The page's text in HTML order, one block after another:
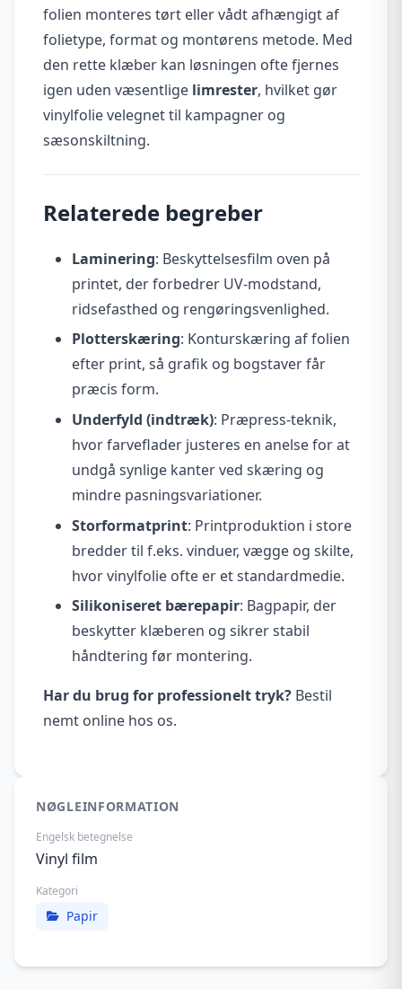
folien monteres tørt eller vådt afhængigt af
folietype, format og montørens metode. Med
den rette klæber kan løsningen ofte fjernes
igen uden væsentlige limrester, hvilket gør
vinylfolie velegnet til kampagner og
sæsonskiltning.
Relaterede begreber
Laminering: Beskyttelsesfilm oven på
printet, der forbedrer UV-modstand,
ridsefasthed og rengøringsvenlighed.
Plotterskæring: Konturskæring af folien
efter print, så grafik og bogstaver får
præcis form.
Underfyld (indtræk): Præpress-teknik,
hvor farveflader justeres en anelse for at
undgå synlige kanter ved skæring og
mindre pasningsvariationer.
Storformatprint: Printproduktion i store
bredder til f.eks. vinduer, vægge og skilte,
hvor vinylfolie ofte er et standardmedie.
Silikoniseret bærepapir: Bagpapir, der
beskytter klæberen og sikrer stabil
håndtering før montering.
Har du brug for professionelt tryk? Bestil
nemt online hos os.
NØGLEINFORMATION
Engelsk betegnelse
Vinyl film
Kategori
Papir